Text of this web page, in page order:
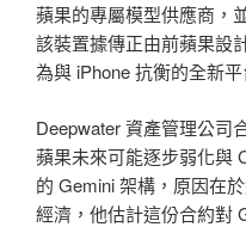
蘋果的專屬模型供應商，
該裝置據傳正由前蘋果設
為與 iPhone 抗衡的全新平
Deepwater 資產管理公司
蘋果未來可能逐步弱化與
的 Gemini 架構，原因在
經濟，他估計這份合約對